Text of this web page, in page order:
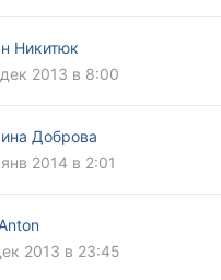
Никитюк
2013 в 8:00
Доброва
2014 в 2:01
2013 в 23:45